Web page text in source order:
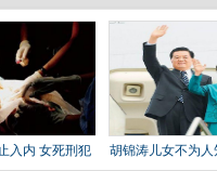
入内 女死刑犯 胡锦涛儿女不为人